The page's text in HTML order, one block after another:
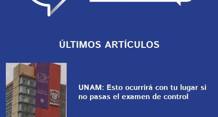
ÚLTIMOS ARTÍCULOS
UNAM: Esto ocurrirá con tu lugar si
no pasas el examen de control